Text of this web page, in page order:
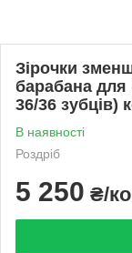
Зірочки
барабана
36/36 зубців)
В наявності
Роздріб
5 250 ₴/